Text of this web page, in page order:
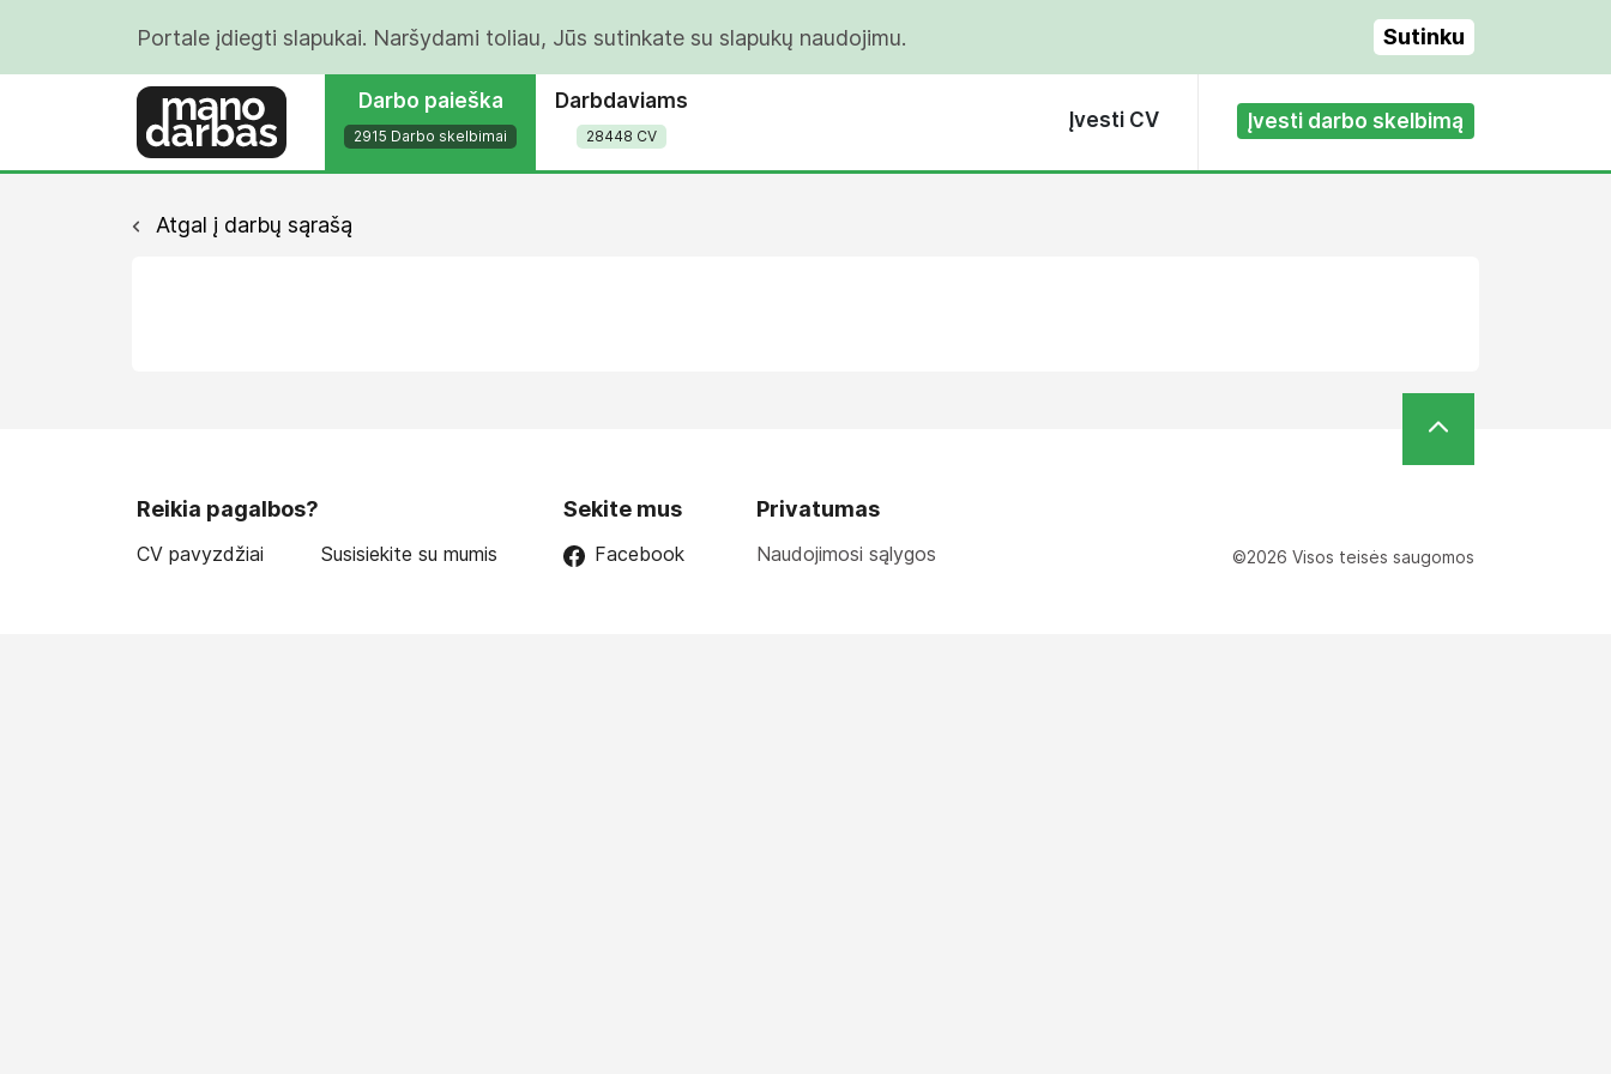
Portale įdiegti slapukai. Naršydami toliau, Jūs sutinkate su slapukų naudojimu. Sutinku
Darbo paieška
2915 Darbo skelbimai
Darbdaviams
28448 CV
Įvesti CV Įvesti darbo skelbimą
Atgal į darbų sąrašą
Reikia pagalbos?
CV pavyzdžiai Susisiekite su mumis
Sekite mus
Facebook
Privatumas
Naudojimosi sąlygos ©2026 Visos teisės saugomos